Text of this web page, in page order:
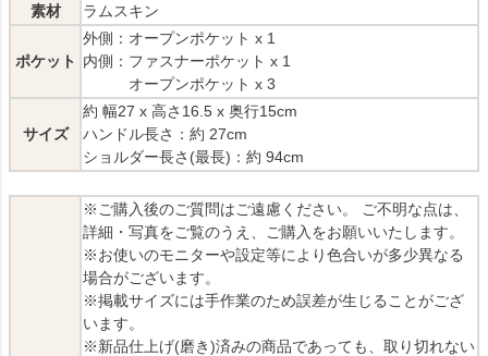
素材 ラムスキン
ポケット
外側：オープンポケット x 1
内側：ファスナーポケット x 1
オープンポケット x 3
サイズ
約 幅27 x 高さ16.5 x 奥行15cm
ハンドル長さ：約 27cm
ショルダー長さ(最長)：約 94cm
※ご購入後のご質問はご遠慮ください。 ご不明な点は、
詳細・写真をご覧のうえ、ご購入をお願いいたします。
※お使いのモニターや設定等により色合いが多少異なる
場合がございます。
※掲載サイズには手作業のため誤差が生じることがござ
います。
※新品仕上げ(磨き)済みの商品であっても、取り切れない